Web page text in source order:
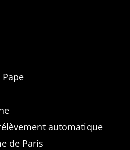
automatique
de Paris